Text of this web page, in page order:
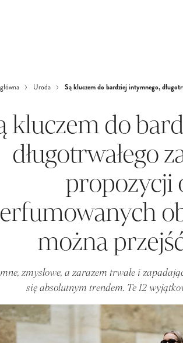
Uroda Są kluczem do bardziej intymnego,
kluczem do
długotrwałego
propozycji
można
zmysłowe, a zarazem trwałe i
się absolutnym trendem. Te 12